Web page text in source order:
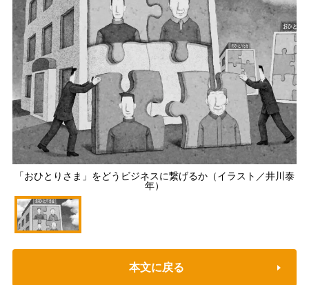
「おひとりさま」をどうビジネスに繋げるか（イラスト／井川泰
年）
本文に戻る